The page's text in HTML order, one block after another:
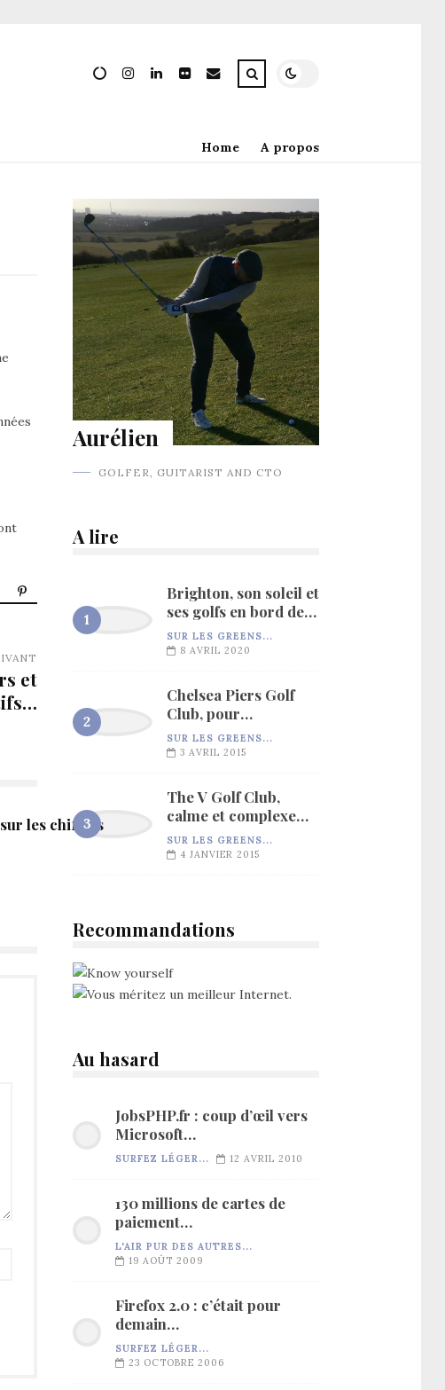
Home A propos
et
les chiffres
Aurélien
GOLFER, GUITARIST AND CTO
A lire
Brighton, son soleil et
ses golfs en bord de
mer…
SUR LES GREENS...
8 AVRIL 2020
Chelsea Piers Golf
Club, pour
l’entraînement…
SUR LES GREENS...
3 AVRIL 2015
The V Golf Club,
calme et complexe…
SUR LES GREENS...
4 JANVIER 2015
Recommandations
Au hasard
JobsPHP.fr : coup d’œil vers
Microsoft…
SURFEZ LÉGER... 12 AVRIL 2010
130 millions de cartes de
paiement…
L'AIR PUR DES AUTRES...
19 AOÛT 2009
Firefox 2.0 : c’était pour
demain…
SURFEZ LÉGER...
23 OCTOBRE 2006